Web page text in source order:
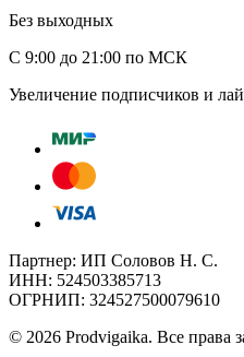
Без выходных
С 9:00 до 21:00 по МСК
Увеличение подписчиков и
Партнер: ИП Соловов Н. С.
ИНН: 524503385713
ОГРНИП: 324527500079610
© 2026 Prodvigaika. Все права